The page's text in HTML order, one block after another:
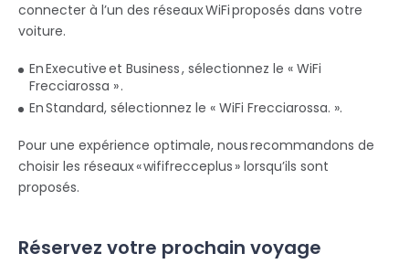
connecter à l’un des réseaux WiFi proposés dans votre
voiture.
En Executive et Business , sélectionnez le « WiFi
Frecciarossa » ​.
En Standard, sélectionnez le « WiFi Frecciarossa. ».
​​Pour une expérience optimale, nous recommandons de
choisir les réseaux « wififrecceplus » lorsqu’ils sont
proposés.
Réservez votre prochain voyage